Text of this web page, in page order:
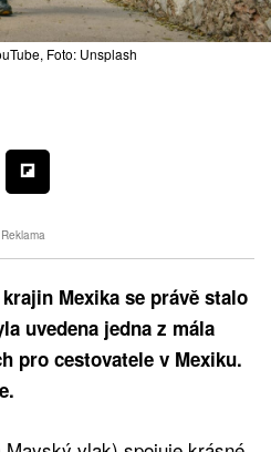
Foto: Unsplash
Reklama
Mexika se právě stalo
uvedena jedna z mála
pro cestovatele v Mexiku.